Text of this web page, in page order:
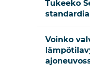
Tukeeko
Voinko